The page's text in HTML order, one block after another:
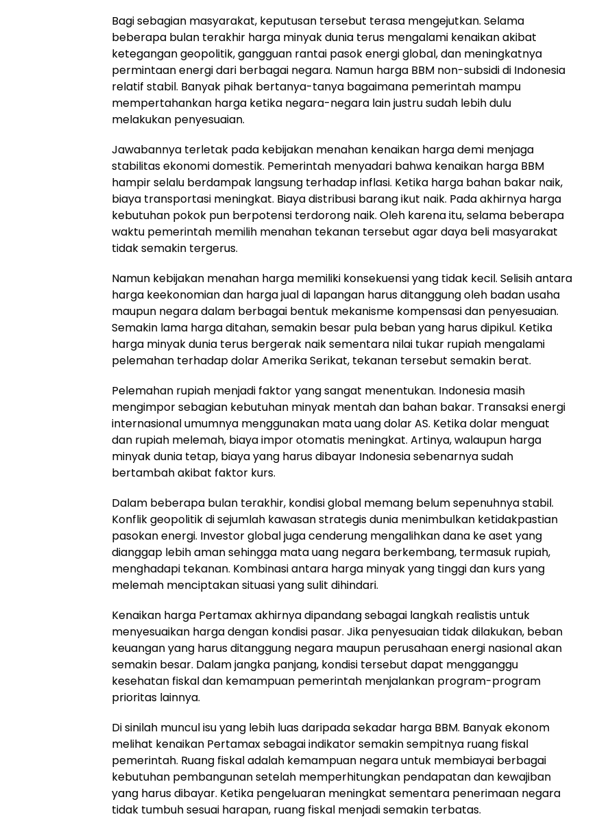
Bagi sebagian masyarakat, keputusan tersebut terasa mengejutkan. Selama
beberapa bulan terakhir harga minyak dunia terus mengalami kenaikan akibat
ketegangan geopolitik, gangguan rantai pasok energi global, dan meningkatnya
permintaan energi dari berbagai negara. Namun harga BBM non-subsidi di Indonesia
relatif stabil. Banyak pihak bertanya-tanya bagaimana pemerintah mampu
mempertahankan harga ketika negara-negara lain justru sudah lebih dulu
melakukan penyesuaian.
Jawabannya terletak pada kebijakan menahan kenaikan harga demi menjaga
stabilitas ekonomi domestik. Pemerintah menyadari bahwa kenaikan harga BBM
hampir selalu berdampak langsung terhadap inflasi. Ketika harga bahan bakar naik,
biaya transportasi meningkat. Biaya distribusi barang ikut naik. Pada akhirnya harga
kebutuhan pokok pun berpotensi terdorong naik. Oleh karena itu, selama beberapa
waktu pemerintah memilih menahan tekanan tersebut agar daya beli masyarakat
tidak semakin tergerus.
Namun kebijakan menahan harga memiliki konsekuensi yang tidak kecil. Selisih antara
harga keekonomian dan harga jual di lapangan harus ditanggung oleh badan usaha
maupun negara dalam berbagai bentuk mekanisme kompensasi dan penyesuaian.
Semakin lama harga ditahan, semakin besar pula beban yang harus dipikul. Ketika
harga minyak dunia terus bergerak naik sementara nilai tukar rupiah mengalami
pelemahan terhadap dolar Amerika Serikat, tekanan tersebut semakin berat.
Pelemahan rupiah menjadi faktor yang sangat menentukan. Indonesia masih
mengimpor sebagian kebutuhan minyak mentah dan bahan bakar. Transaksi energi
internasional umumnya menggunakan mata uang dolar AS. Ketika dolar menguat
dan rupiah melemah, biaya impor otomatis meningkat. Artinya, walaupun harga
minyak dunia tetap, biaya yang harus dibayar Indonesia sebenarnya sudah
bertambah akibat faktor kurs.
Dalam beberapa bulan terakhir, kondisi global memang belum sepenuhnya stabil.
Konflik geopolitik di sejumlah kawasan strategis dunia menimbulkan ketidakpastian
pasokan energi. Investor global juga cenderung mengalihkan dana ke aset yang
dianggap lebih aman sehingga mata uang negara berkembang, termasuk rupiah,
menghadapi tekanan. Kombinasi antara harga minyak yang tinggi dan kurs yang
melemah menciptakan situasi yang sulit dihindari.
Kenaikan harga Pertamax akhirnya dipandang sebagai langkah realistis untuk
menyesuaikan harga dengan kondisi pasar. Jika penyesuaian tidak dilakukan, beban
keuangan yang harus ditanggung negara maupun perusahaan energi nasional akan
semakin besar. Dalam jangka panjang, kondisi tersebut dapat mengganggu
kesehatan fiskal dan kemampuan pemerintah menjalankan program-program
prioritas lainnya.
Di sinilah muncul isu yang lebih luas daripada sekadar harga BBM. Banyak ekonom
melihat kenaikan Pertamax sebagai indikator semakin sempitnya ruang fiskal
pemerintah. Ruang fiskal adalah kemampuan negara untuk membiayai berbagai
kebutuhan pembangunan setelah memperhitungkan pendapatan dan kewajiban
yang harus dibayar. Ketika pengeluaran meningkat sementara penerimaan negara
tidak tumbuh sesuai harapan, ruang fiskal menjadi semakin terbatas.